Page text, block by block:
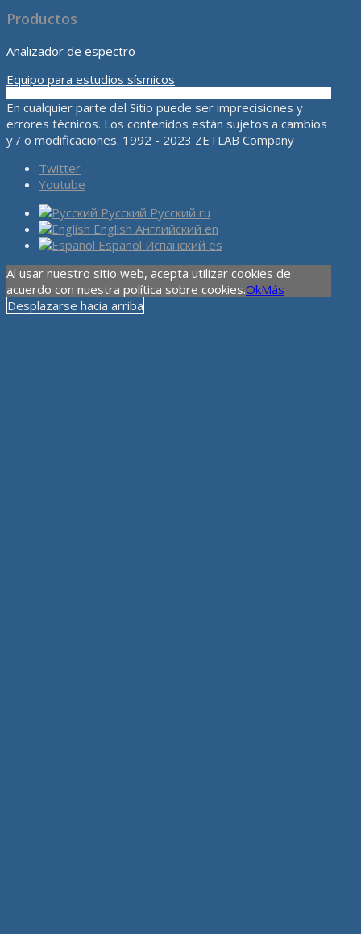
Productos
Analizador de espectro
Equipo para estudios sísmicos
En cualquier parte del Sitio puede ser imprecisiones y
errores técnicos. Los contenidos están sujetos a cambios
y / o modificaciones. 1992 - 2023 ZETLAB Company
Twitter
Youtube
Русский Русский ru
English Английский en
Español Испанский es
Al usar nuestro sitio web, acepta utilizar cookies de
acuerdo con nuestra política sobre cookies.OkMás
Desplazarse hacia arriba